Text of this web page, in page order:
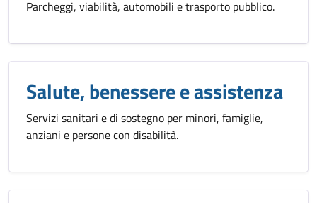
Parcheggi, viabilità, automobili e trasporto pubblico.
Salute, benessere e assistenza
Servizi sanitari e di sostegno per minori, famiglie,
anziani e persone con disabilità.